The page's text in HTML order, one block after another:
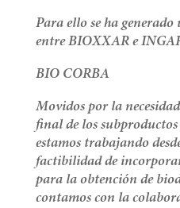
Para ello se ha
entre BIOXXAR e
BIO CORBA
Movidos por la
final de los
estamos trabajando
factibilidad de
para la obtención de
contamos con la